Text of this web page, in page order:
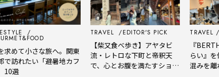
めて小さな旅へ。関東
訪れたい「避暑地カフ
選
TRAVEL EDITOR'S PICK
【柴又食べ歩き】アヤタビ
流・レトロな下町と帝釈天
で、心とお腹を満たすショー
TRAVEL
『BERTH
らい』を
混みを離